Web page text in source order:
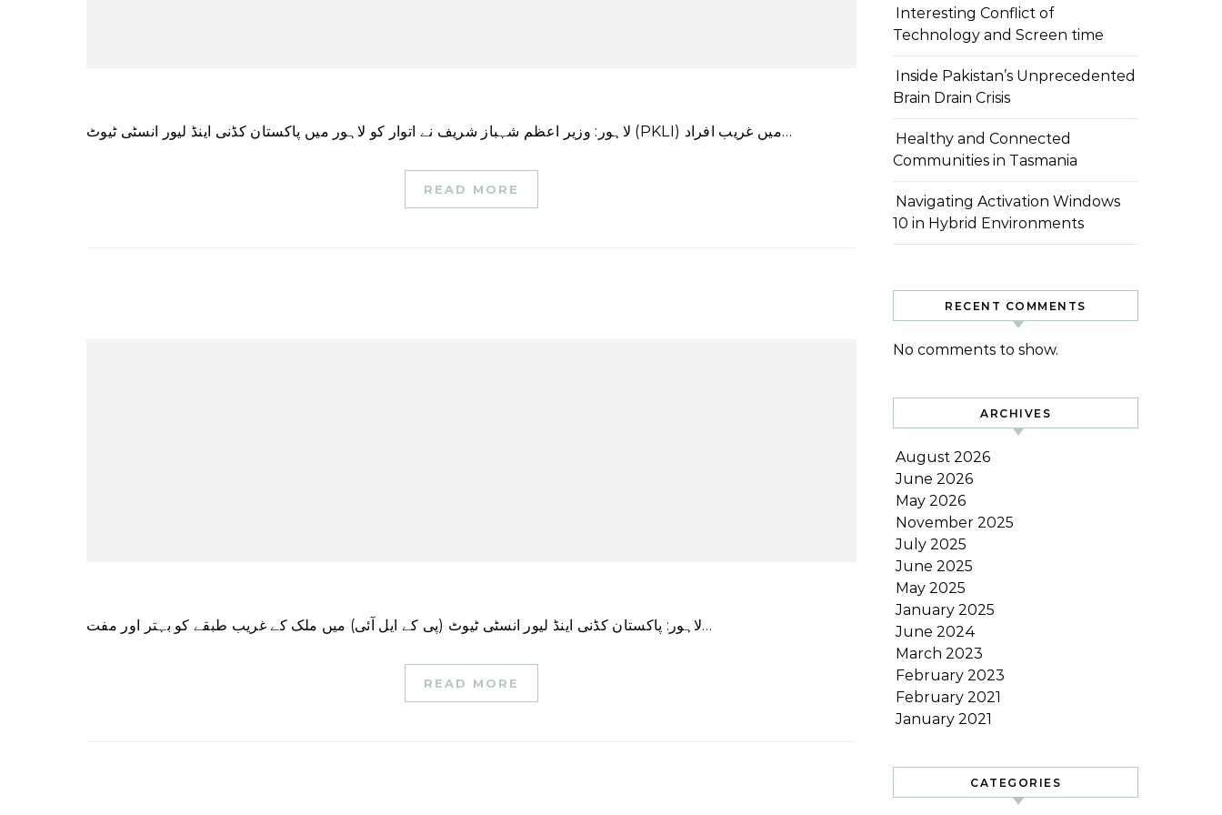
لاہور: وزیر اعظم شہباز شریف نے اتوار کو لاہور میں پاکستان کڈنی اینڈ لیور انسٹی ٹیوٹ (PKLI) میں غریب افراد…
READ MORE
لاہور: پاکستان کڈنی اینڈ لیور انسٹی ٹیوٹ (پی کے ایل آئی) میں ملک کے غریب طبقے کو بہتر اور مفت…
READ MORE
Interesting Conflict of
Technology and Screen time
Inside Pakistan’s Unprecedented
Brain Drain Crisis
Healthy and Connected
Communities in Tasmania
Navigating Activation Windows
10 in Hybrid Environments
RECENT COMMENTS
No comments to show.
ARCHIVES
August 2026
June 2026
May 2026
November 2025
July 2025
June 2025
May 2025
January 2025
June 2024
March 2023
February 2023
February 2021
January 2021
CATEGORIES